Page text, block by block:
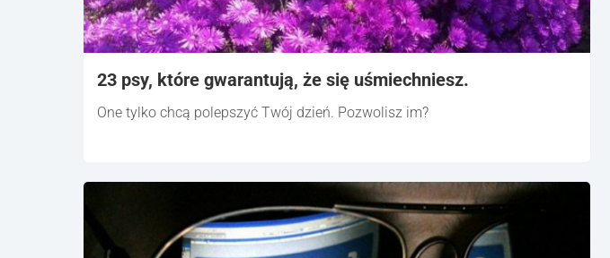
23 psy, które gwarantują, że się uśmiechniesz.
One tylko chcą polepszyć Twój dzień. Pozwolisz im?